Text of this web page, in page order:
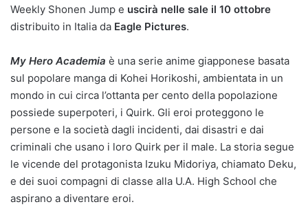
Weekly Shonen Jump e uscirà nelle sale il 10 ottobre
distribuito in Italia da Eagle Pictures.
My Hero Academia è una serie anime giapponese basata
sul popolare manga di Kohei Horikoshi, ambientata in un
mondo in cui circa l’ottanta per cento della popolazione
possiede superpoteri, i Quirk. Gli eroi proteggono le
persone e la società dagli incidenti, dai disastri e dai
criminali che usano i loro Quirk per il male. La storia segue
le vicende del protagonista Izuku Midoriya, chiamato Deku,
e dei suoi compagni di classe alla U.A. High School che
aspirano a diventare eroi.